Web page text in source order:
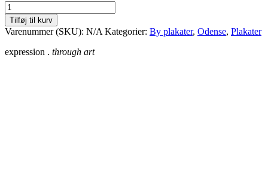
Odense
antal
Tilføj til kurv
Varenummer (SKU): N/A Kategorier: By plakater, Odense, Plakater
expression . through art